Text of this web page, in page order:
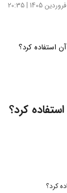
استفاده کرد؟
کرد؟
کرد؟